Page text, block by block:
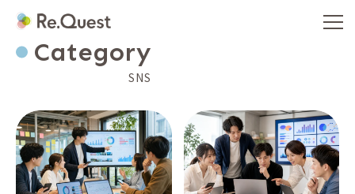
Category
SNS